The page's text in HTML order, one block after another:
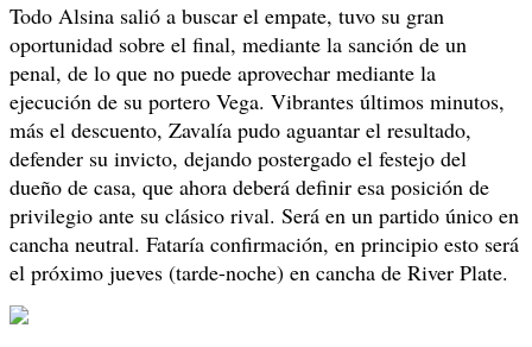
Todo Alsina salió a buscar el empate, tuvo su gran
oportunidad sobre el final, mediante la sanción de un
penal, de lo que no puede aprovechar mediante la
ejecución de su portero Vega. Vibrantes últimos minutos,
más el descuento, Zavalía pudo aguantar el resultado,
defender su invicto, dejando postergado el festejo del
dueño de casa, que ahora deberá definir esa posición de
privilegio ante su clásico rival. Será en un partido único en
cancha neutral. Fataría confirmación, en principio esto será
el próximo jueves (tarde-noche) en cancha de River Plate.